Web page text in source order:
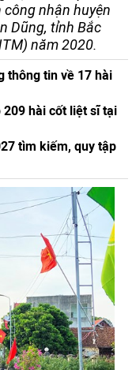
nhận huyện
Dũng, tỉnh Bắc
năm 2020.
thông tin về 17 hài
209 hài cốt liệt sĩ tại
tìm kiếm, quy tập